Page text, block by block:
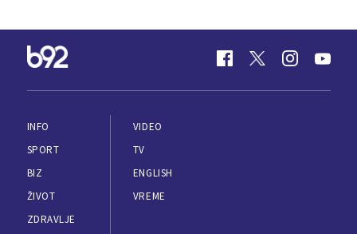
INFO
SPORT
BIZ
ŽIVOT
ZDRAVLJE
VIDEO
TV
ENGLISH
VREME